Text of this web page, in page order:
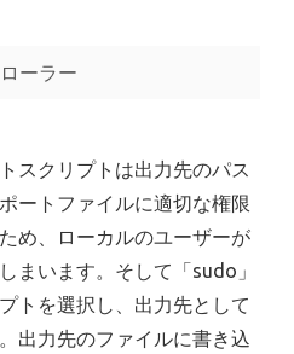
ーラー
スクリプトは出力先のパス
ートファイルに適切な権限
め、ローカルのユーザーが
まいます。そして「sudo」
トを選択し、出力先として
出力先のファイルに書き込